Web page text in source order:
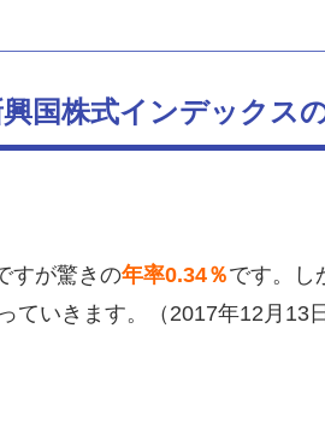
国株式インデックス
すが驚きの年率0.34％です。し
ていきます。（2017年12月13